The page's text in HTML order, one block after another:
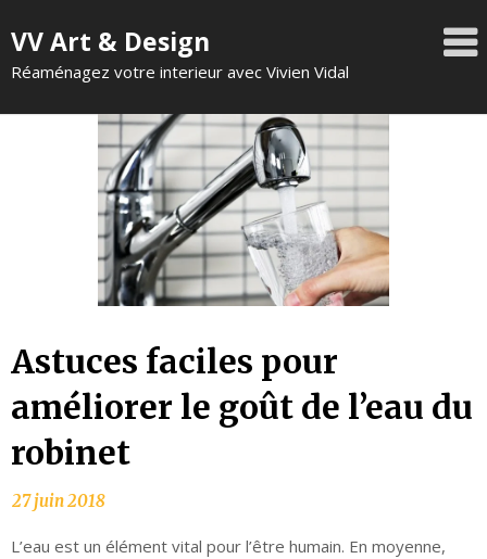
VV Art & Design
Réaménagez votre interieur avec Vivien Vidal
Astuces faciles pour
améliorer le goût de l’eau du
robinet
L’eau est un élément vital pour l’être humain. En moyenne,